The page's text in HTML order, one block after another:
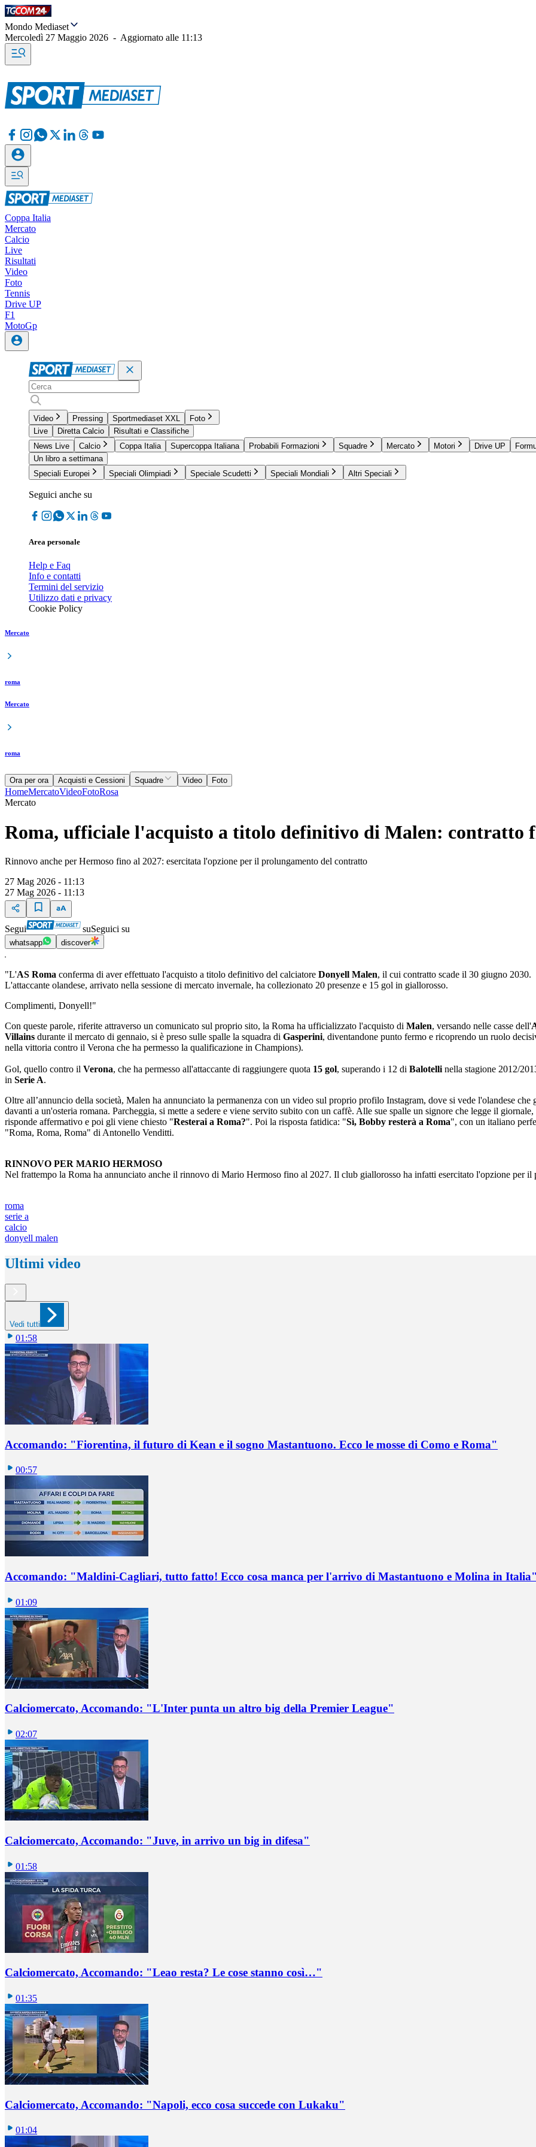
Mondo Mediaset
Mercoledì 27 Maggio 2026 - Aggiornato alle 11:13
Coppa Italia
Mercato
Calcio
Live
Risultati
Video
Foto
Tennis
Drive UP
F1
MotoGp
Video Pressing Sportmediaset XXL
Foto
Live
Diretta Calcio
Risultati e Classifiche
News Live
Calcio Coppa Italia Supercoppa Italiana Probabili Formazioni Squadre Mercato Motori Drive UP
Un libro a settimana
Speciali Europei
Speciali Olimpiadi Speciale Scudetti Speciali Mondiali Altri Speciali
Seguici anche su
Area personale
Help e Faq
Info e contatti
Termini del servizio
Utilizzo dati e privacy
Cookie Policy
Mercato
roma
Mercato
roma
Ora per ora Acquisti e Cessioni Squadre Video Foto
HomeMercatoVideoFotoRosa
Mercato
Roma, ufficiale l'acquisto a titolo definitivo di Malen: contratto
Rinnovo anche per Hermoso fino al 2027: esercitata l'opzione per il prolungamento del contratto
27 Mag 2026 - 11:13
27 Mag 2026 - 11:13
Segui suSeguici su
whatsapp discover
"L'AS Roma conferma di aver effettuato l'acquisto a titolo definitivo del calciatore Donyell Malen, il cui contratto scade il 30 giugno 2030.
L'attaccante olandese, arrivato nella sessione di mercato invernale, ha collezionato 20 presenze e 15 gol in giallorosso.
Complimenti, Donyell!"
Con queste parole, riferite attraverso un comunicato sul proprio sito, la Roma ha ufficializzato l'acquisto di Malen, versando nelle casse dell'
Villains durante il mercato di gennaio, si è preso sulle spalle la squadra di Gasperini, diventandone punto fermo e ricoprendo un ruolo
nella vittoria contro il Verona che ha permesso la qualificazione in Champions).
Gol, quello contro il Verona, che ha permesso all'attaccante di raggiungere quota 15 gol, superando i 12 di Balotelli nella stagione 2012/
in Serie A.
Oltre all’annuncio della società, Malen ha annunciato la permanenza con un video sul proprio profilo Instagram, dove si vede l'olandese
davanti a un'osteria romana. Parcheggia, si mette a sedere e viene servito subito con un caffè. Alle sue spalle un signore che legge il
risponde affermativo e poi gli viene chiesto "Resterai a Roma?". Poi la risposta fatidica: "Sì, Bobby resterà a Roma", con un italiano
"Roma, Roma, Roma" di Antonello Venditti.
RINNOVO PER MARIO HERMOSO
Nel frattempo la Roma ha annunciato anche il rinnovo di Mario Hermoso fino al 2027. Il club giallorosso ha infatti esercitato l'opzione per il
roma
serie a
calcio
donyell malen
Ultimi video
Vedi tutti
01:58
Accomando: "Fiorentina, il futuro di Kean e il sogno Mastantuono. Ecco le mosse di Como e Roma"
00:57
Accomando: "Maldini-Cagliari, tutto fatto! Ecco cosa manca per l'arrivo di Mastantuono e Molina in
01:09
Calciomercato, Accomando: "L'Inter punta un altro big della Premier League"
02:07
Calciomercato, Accomando: "Juve, in arrivo un big in difesa"
01:58
Calciomercato, Accomando: "Leao resta? Le cose stanno così…"
01:35
Calciomercato, Accomando: "Napoli, ecco cosa succede con Lukaku"
01:04